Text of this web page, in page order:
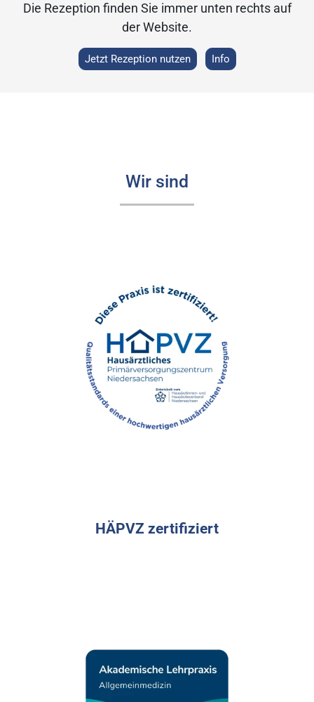
Die Rezeption finden Sie immer unten rechts auf
der Website.
Jetzt Rezeption nutzen Info
Wir sind
HÄPVZ zertifiziert